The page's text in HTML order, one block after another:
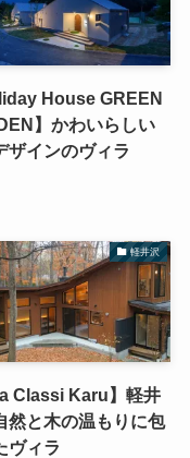
House GREEN
】かわいらしい
ザインのヴィラ
軽井沢
Classi Karu】軽井
然と木の温もりに包
ヴィラ